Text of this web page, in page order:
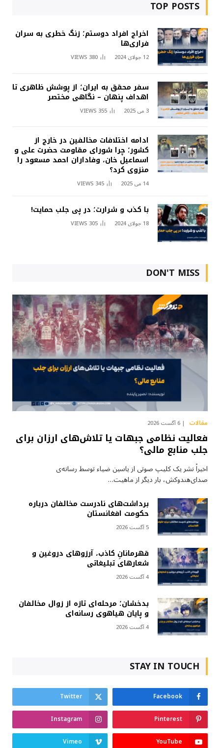
TOP POSTS
اخراج افراد دوستم؛ زنگ خطری به سران
فراری‌ها
12 جولای 2024 380
VIEWS
سفر محقق به ایران؛ از پوشش ظاهری تا
اهداف پنهان – نگاهی مختصر
3 می 2025 355
VIEWS
ادامه اختلافات مخالفین در خارج از
کشور؛ چرا شورای مقاومت حضرت علی و
اسماعیل خان، وفاداران احمد مسعود را
منزوی کرد؟
14 می 2025 345
VIEWS
با کذب و شرارت؛ در پی جلب حمایت!
18 جولای 2024 305
VIEWS
DON'T MISS
مقالات 6 آگست 2026
فعالیت نظامی جبهات یا تلاش‌های ارزان برای
جلب منابع مالی؟
اخیراً نشر یک کلیپ صوتی از یاسین ضیاء توسط رسانه‌ی
صدای‌هندوکش، بار دیگر از ماهیت…
برداشت‌های نادرست مخالفان درباره
حکومت افغانستان
5 آگست 2026
قهرمانانِ کاذب، آرزوهای دروغین و
شعارهای تبلیغاتی
4 آگست 2026
بدخشان؛ مرحله‌ای تازه از زوال مخالفان
و پایان هیاهوی رسانه‌ای
4 آگست 2026
STAY IN TOUCH
Facebook
Twitter
Pinterest
Instagram
YouTube
Vimeo